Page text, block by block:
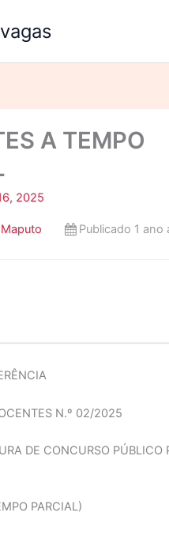
A TEMPO
2025
Maputo Publicado 1 ano
N.º 02/2025
DE CONCURSO PÚBLICO
PARCIAL)